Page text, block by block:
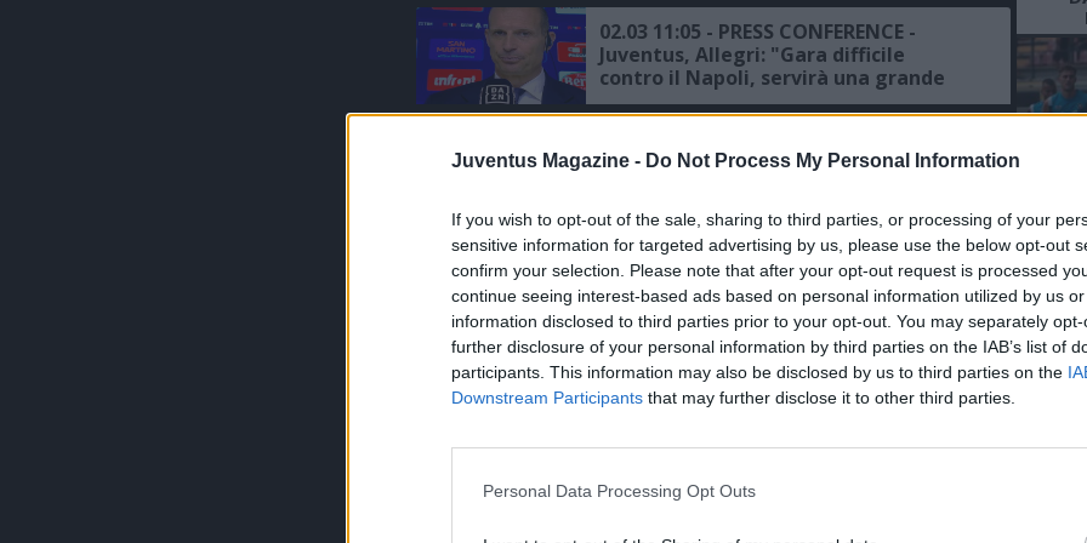
Juventus Magazine - Do Not Process My Personal Information
If you wish to opt-out of the sale, sharing to third parties, or processing of your
sensitive information for targeted advertising by us, please use the below opt-out
confirm your selection. Please note that after your opt-out request is processed
continue seeing interest-based ads based on personal information utilized by us
information disclosed to third parties prior to your opt-out. You may separately
further disclosure of your personal information by third parties on the IAB’s list of
participants. This information may also be disclosed by us to third parties on the
Downstream Participants that may further disclose it to other third parties.
Personal Data Processing Opt Outs
02.03 11:05 - PRESS CONFERENCE -
Juventus, Allegri: "Gara difficile
contro il Napoli, servirà una grande
prestazione, parole di ADL? Non le
commento"
07.12 10:30 - L'EX - Datolo: "Il gol
contro la Juve un sogno, amo Napoli e
intelligente, trasmette grinta e
voglia"
10.11 09:43 - CORRIERE DELLA SERA -
Mondiale per Club, il Napoli può
sorpassare la Juventus, i dettagli
29.10 23:24 - PRESS CONFERENCE -
Milan, Pioli: "Ho l'amaro in bocca,
inferiori solo all'Inter e non al Napoli
14.10 10:13 - HELLAS VERONA - Baroni:
del